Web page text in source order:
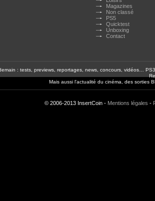
Magazines
Non classé
PS5
Quicktest
Unboxing
Contact
: tests, previews, reportages, news, concours, vidéos…
Mais aussi l'actualité du cinéma, des sorties
© 2006-2013 InsertCoin - Mentions légales -